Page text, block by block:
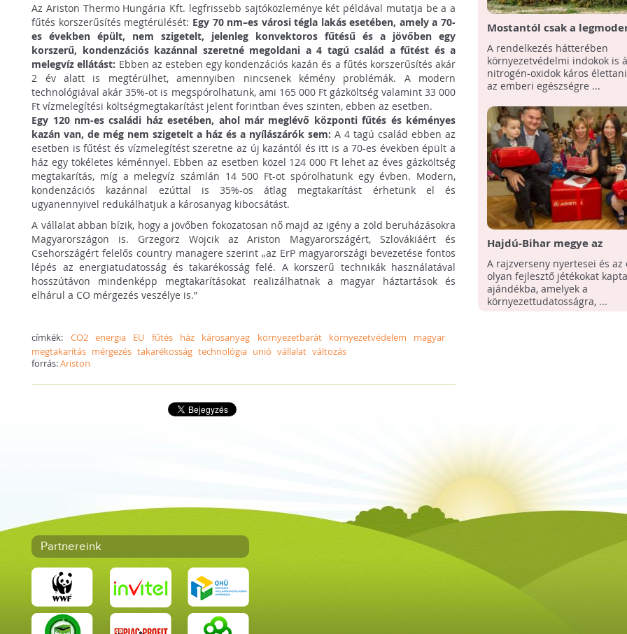
Az Ariston Thermo Hungária Kft. legfrissebb sajtóközleménye két példával mutatja be a a
fűtés korszerűsítés megtérülését: Egy 70 nm–es városi tégla lakás esetében, amely a 70-
es években épült, nem szigetelt, jelenleg konvektoros fűtésű és a jövőben egy
korszerű, kondenzációs kazánnal szeretné megoldani a 4 tagú család a fűtést és a
melegvíz ellátást: Ebben az esteben egy kondenzációs kazán és a fűtés korszerűsítés akár
2 év alatt is megtérülhet, amennyiben nincsenek kémény problémák. A modern
technológiával akár 35%-ot is megspórolhatunk, ami 165 000 Ft gázköltség valamint 33 000
Ft vízmelegítési költségmegtakarítást jelent forintban éves szinten, ebben az esetben.
Egy 120 nm-es családi ház esetében, ahol már meglévő központi fűtés és kéményes
kazán van, de még nem szigetelt a ház és a nyílászárók sem: A 4 tagú család ebben az
esetben is fűtést és vízmelegítést szeretne az új kazántól és itt is a 70-es években épült a
ház egy tökéletes kéménnyel. Ebben az esetben közel 124 000 Ft lehet az éves gázköltség
megtakarítás, míg a melegvíz számlán 14 500 Ft-ot spórolhatunk egy évben. Modern,
kondenzációs kazánnal ezúttal is 35%-os átlag megtakarítást érhetünk el és
ugyanennyivel redukálhatjuk a károsanyag kibocsátást.
A vállalat abban bízik, hogy a jövőben fokozatosan nő majd az igény a zöld beruházásokra
Magyarországon is. Grzegorz Wojcik az Ariston Magyarországért, Szlovákiáért és
Csehországért felelős country managere szerint „az ErP magyarországi bevezetése fontos
lépés az energiatudatosság és takarékosság felé. A korszerű technikák használatával
hosszútávon mindenképp megtakarításokat realizálhatnak a magyar háztartások és
elhárul a CO mérgezés veszélye is.”
címkék: CO2 energia EU fűtés ház károsanyag környezetbarát környezetvédelem
magyar
megtakarítás mérgezés takarékosság technológia unió vállalat változás
forrás:Ariston
Mostantól csak a
uniós szabványoknak
kazánokat találjuk meg a
piacon
A rendelkezés hátterében
környezetvédelmi indokok is
nitrogén-oxidok káros
az emberi egészségre ...
Hajdú-Bihar megye az
energiatudatos óvodák
versenyének győztese
A rajzverseny nyertesei és az
olyan fejlesztő jétékokat
ajándékba, amelyek a
környezettudatosságra, ...
Partnereink